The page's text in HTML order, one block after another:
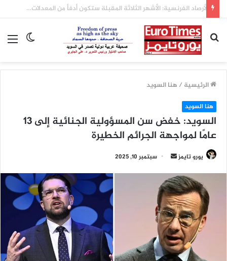
الوضع
بحث
عن
الرئيسية / هنا السويد
هنا السويد
السويد: خفض سن المسؤولية الجنائية إلى 13
عامًا لمواجهة الجرائم الخطيرة
يورو تايمز
أرسل
إلكترونيا
سبتمبر 10, 2025